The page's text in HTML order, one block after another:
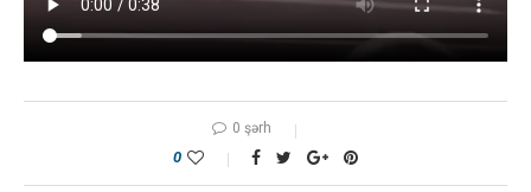
0 şərh
0